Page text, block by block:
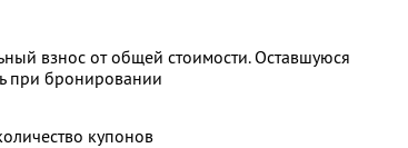
взнос от общей стоимости. Оставшуюся
при бронировании
купонов